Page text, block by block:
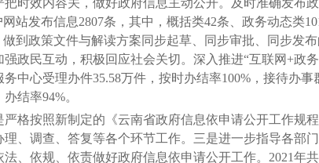
站发布信息2807条，其中，概括类42条、政务动态类
到政策文件与解读方案同步起草、同步审批、同步发
政民互动，积极回应社会关切。深入推进“互联网+政
中心受理办件35.58万件，按时办结率100%，接待办
结率94%。
按照新制定的《云南省政府信息依申请公开工作规
、调查、答复等各个环节工作。三是进一步指导各部
、依规、依责做好政府信息依申请公开工作。2021年